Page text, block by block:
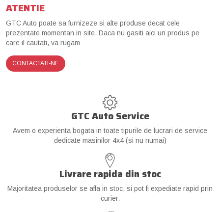
ATENTIE
GTC Auto poate sa furnizeze si alte produse decat cele
prezentate momentan in site. Daca nu gasiti aici un produs pe
care il cautati, va rugam
CONTACTATI-NE
GTC Auto Service
Avem o experienta bogata in toate tipurile de lucrari de service
dedicate masinilor 4x4 (si nu numai)
Livrare rapida din stoc
Majoritatea produselor se afla in stoc, si pot fi expediate rapid prin
curier.